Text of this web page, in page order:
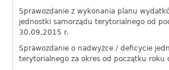
Sprawozdanie z wykonania planu
jednostki samorządu terytorialnego od
30.09.2015 r.
Sprawozdanie o nadwyżce / deficycie
terytorialnego za okres od początku roku